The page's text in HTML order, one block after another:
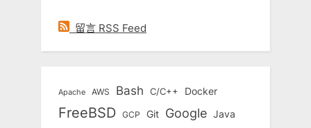
留言 RSS Feed
Apache AWS Bash C/C++ Docker
FreeBSD GCP Git Google Java